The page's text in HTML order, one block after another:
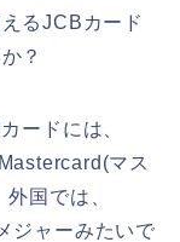
るJCBカード
？
ードには、
マス
国では、
ジャーみたいで